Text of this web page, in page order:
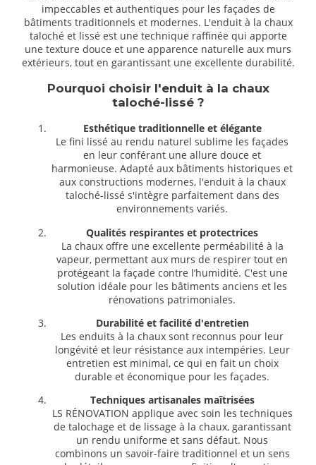
impeccables et authentiques pour les façades de
bâtiments traditionnels et modernes. L'enduit à la chaux
taloché et lissé est une technique raffinée qui apporte
une texture douce et une apparence naturelle aux murs
extérieurs, tout en garantissant une excellente durabilité.
Pourquoi choisir l'enduit à la chaux
taloché-lissé ?
Esthétique traditionnelle et élégante
Le fini lissé au rendu naturel sublime les façades
en leur conférant une allure douce et
harmonieuse. Adapté aux bâtiments historiques et
aux constructions modernes, l'enduit à la chaux
taloché-lissé s'intègre parfaitement dans des
environnements variés.
Qualités respirantes et protectrices
La chaux offre une excellente perméabilité à la
vapeur, permettant aux murs de respirer tout en
protégeant la façade contre l’humidité. C'est une
solution idéale pour les bâtiments anciens et les
rénovations patrimoniales.
Durabilité et facilité d'entretien
Les enduits à la chaux sont reconnus pour leur
longévité et leur résistance aux intempéries. Leur
entretien est minimal, ce qui en fait un choix
durable et économique pour les façades.
Techniques artisanales maîtrisées
LS RÉNOVATION applique avec soin les techniques
de talochage et de lissage à la chaux, garantissant
un rendu uniforme et sans défaut. Nous
combinons un savoir-faire traditionnel et un sens